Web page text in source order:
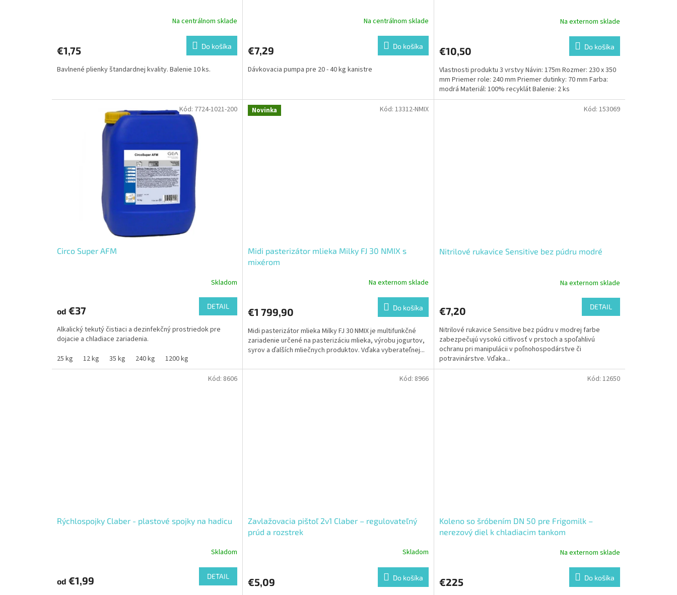
Na centrálnom sklade
€1,75 Do košíka
Bavlnené plienky štandardnej kvality. Balenie 10 ks.
Na centrálnom sklade
€7,29 Do košíka
Dávkovacia pumpa pre 20 - 40 kg kanistre
Na externom sklade
€10,50 Do košíka
Vlastnosti produktu 3 vrstvy Návin: 175m Rozmer: 230 x 350
mm Priemer role: 240 mm Priemer dutinky: 70 mm Farba:
modrá Materiál: 100% recyklát Balenie: 2 ks
Circo Super AFM
Skladom
od €37 DETAIL
Alkalický tekutý čistiaci a dezinfekčný prostriedok pre
dojacie a chladiace zariadenia.
25 kg
12 kg 35 kg 240 kg 1200 kg
Kód: 7724-1021-200 Novinka
Midi pasterizátor mlieka Milky FJ 30 NMIX s
mixérom
Na externom sklade
€1 799,90 Do košíka
Midi pasterizátor mlieka Milky FJ 30 NMIX je multifunkčné
zariadenie určené na pasterizáciu mlieka, výrobu jogurtov,
syrov a ďalších mliečnych produktov. Vďaka vyberateľnej...
Kód: 13312-NMIX
Nitrilové rukavice Sensitive bez púdru modré
Na externom sklade
€7,20 DETAIL
Nitrilové rukavice Sensitive bez púdru v modrej farbe
zabezpečujú vysokú citlivosť v prstoch a spoľahlivú
ochranu pri manipulácii v poľnohospodárstve či
potravinárstve. Vďaka...
Kód: 153069
Rýchlospojky Claber - plastové spojky na hadicu
Skladom
od €1,99 DETAIL
Kód: 8606
Zavlažovacia pištoľ 2v1 Claber – regulovateľný
prúd a rozstrek
Skladom
€5,09 Do košíka
Kód: 8966
Koleno so šróbením DN 50 pre Frigomilk –
nerezový diel k chladiacim tankom
Na externom sklade
€225 Do košíka
Kód: 12650